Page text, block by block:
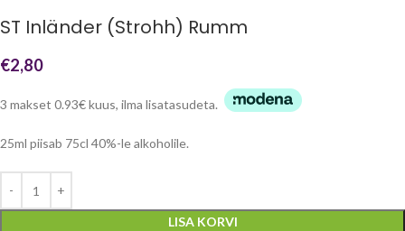
ST Inländer (Strohh) Rumm
€2,80
3 makset 0.93€ kuus, ilma lisatasudeta.
25ml piisab 75cl 40%-le alkoholile.
LISA KORVI